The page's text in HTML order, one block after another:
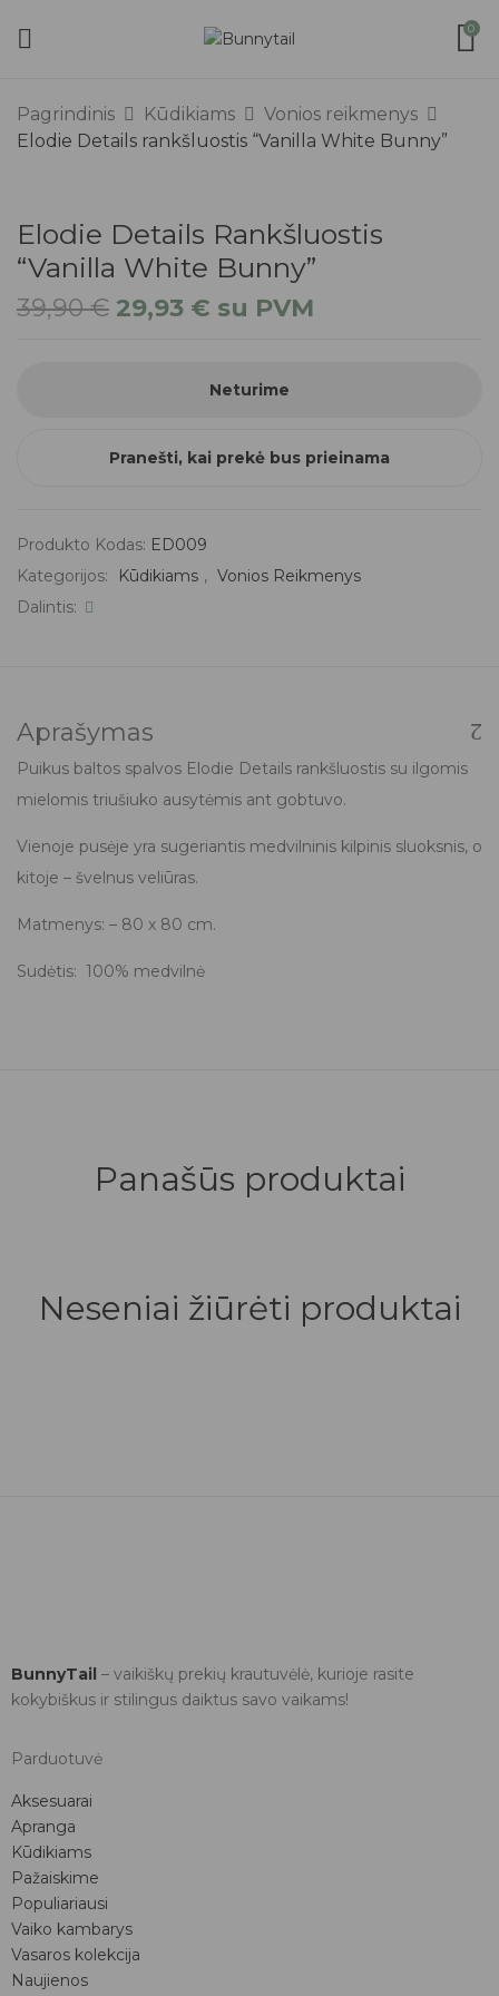
0
Pagrindinis Kūdikiams
Vonios reikmenys
Elodie Details rankšluostis “Vanilla White Bunny”
Elodie Details Rankšluostis
“Vanilla White Bunny”
39,90€ 29,93 € su PVM
Neturime
Pranešti, kai prekė bus prieinama
Produkto Kodas: ED009
Kategorijos:
Kūdikiams , Vonios Reikmenys
Dalintis:
Aprašymas
Puikus baltos spalvos Elodie Details rankšluostis su ilgomis
mielomis triušiuko ausytėmis ant gobtuvo.
Vienoje pusėje yra sugeriantis medvilninis kilpinis sluoksnis, o
kitoje – švelnus veliūras.
Matmenys: – 80 x 80 cm.
Sudėtis: 100% medvilnė
Panašūs produktai
Neseniai žiūrėti produktai
BunnyTail – vaikiškų prekių krautuvėlė, kurioje rasite
kokybiškus ir stilingus daiktus savo vaikams!
Parduotuvė
Aksesuarai
Apranga
Kūdikiams
Pažaiskime
Populiariausi
Vaiko kambarys
Vasaros kolekcija
Naujienos